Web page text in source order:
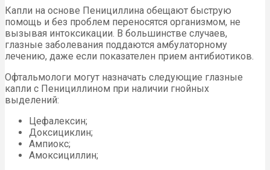
Капли на основе Пенициллина обещают быструю
помощь и без проблем переносятся организмом, не
вызывая интоксикации. В большинстве случаев,
глазные заболевания поддаются амбулаторному
лечению, даже если показателен прием антибиотиков.
Офтальмологи могут назначать следующие глазные
капли с Пенициллином при наличии гнойных
выделений:
Цефалексин;
Доксициклин;
Ампиокс;
Амоксициллин;